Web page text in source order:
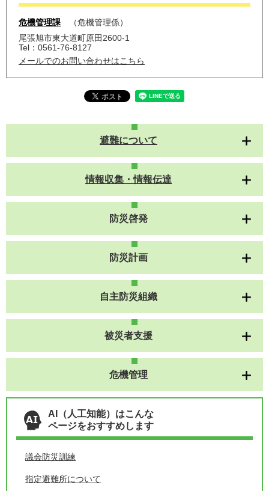
危機管理課
危機管理係
尾張旭市東大道町原田2600-1
Tel：0561-76-8127
メールでのお問い合わせはこちら
避難について
情報収集・情報伝達
防災啓発
防災計画
自主防災組織
被災者支援
危機管理
AI（人工知能）はこんな
ページをおすすめします
議会防災訓練
指定避難所について